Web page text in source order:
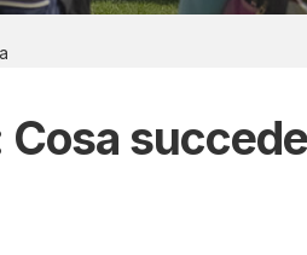
Cosa succede